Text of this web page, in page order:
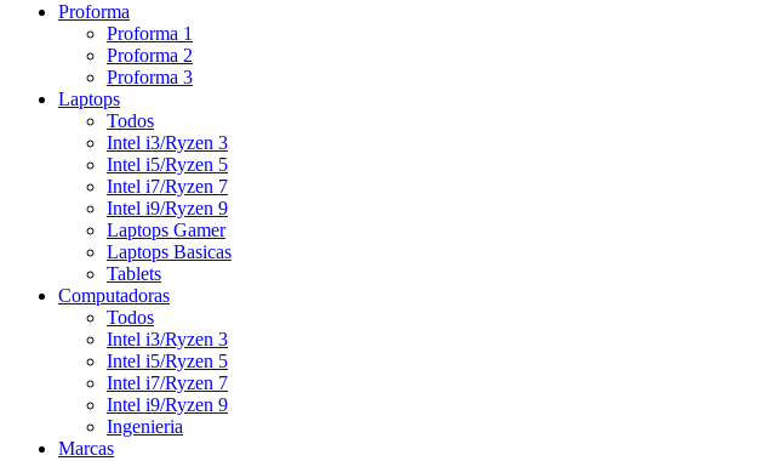
Proforma
Proforma 1
Proforma 2
Proforma 3
Laptops
Todos
Intel i3/Ryzen 3
Intel i5/Ryzen 5
Intel i7/Ryzen 7
Intel i9/Ryzen 9
Laptops Gamer
Laptops Basicas
Tablets
Computadoras
Todos
Intel i3/Ryzen 3
Intel i5/Ryzen 5
Intel i7/Ryzen 7
Intel i9/Ryzen 9
Ingenieria
Marcas